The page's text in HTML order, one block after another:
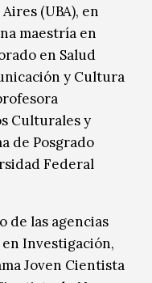
(UBA), en
maestría en
en Salud
y Cultura
Culturales y
de Posgrado
Federal
de las agencias
Investigación,
Joven Cientista